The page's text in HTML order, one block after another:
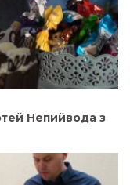
Непийвода з